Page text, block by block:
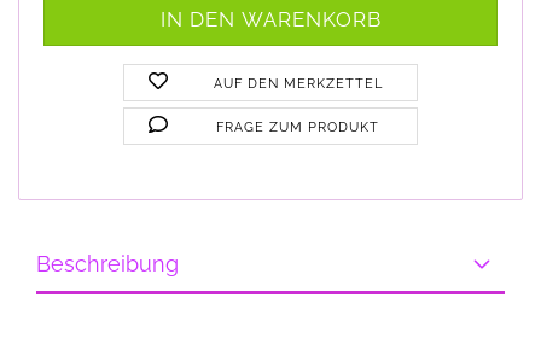
AUF DEN MERKZETTEL
FRAGE ZUM PRODUKT
Beschreibung